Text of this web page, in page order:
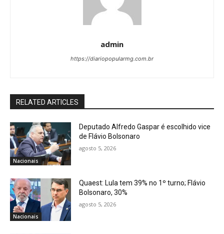
admin
https://diariopopularmg.com.br
RELATED ARTICLES
Nacionais
Deputado Alfredo Gaspar é escolhido vice
de Flávio Bolsonaro
agosto 5, 2026
Nacionais
Quaest: Lula tem 39% no 1º turno; Flávio
Bolsonaro, 30%
agosto 5, 2026